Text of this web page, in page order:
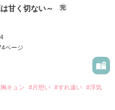
よ！
んだ！かわいいでしょー！」
甘く切ない～ 完
ページ
キュン #片想い #すれ違い #浮気